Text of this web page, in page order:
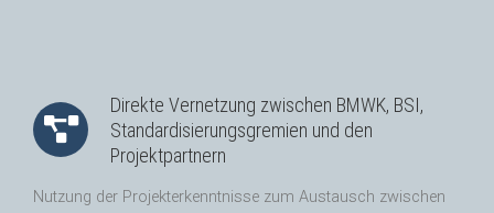
Direkte Vernetzung zwischen BMWK, BSI,
Standardisierungsgremien und den
Projektpartnern
Nutzung der Projekterkenntnisse zum Austausch zwischen